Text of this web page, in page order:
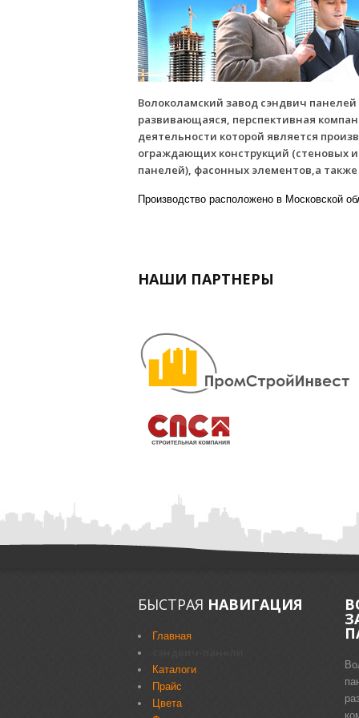
Волоколамский завод сэндвич
развивающаяся, перспективная
деятельности которой является
ограждающих конструкций (стеновых
панелей), фасонных элементов,а
Производство расположено в Московской
НАШИ ПАРТНЕРЫ
БЫСТРАЯ НАВИГАЦИЯ
Главная
Каталоги
Прайс
Цвета